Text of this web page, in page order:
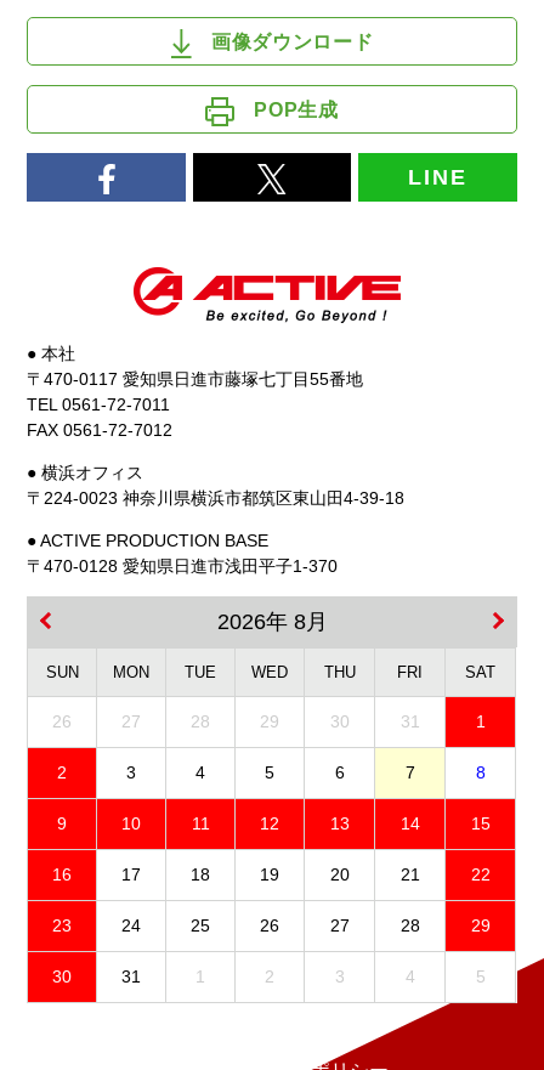
画像ダウンロード
POP生成
LINE
● 本社
〒470-0117 愛知県日進市藤塚七丁目55番地
TEL 0561-72-7011
FAX 0561-72-7012
● 横浜オフィス
〒224-0023 神奈川県横浜市都筑区東山田4-39-18
● ACTIVE PRODUCTION BASE
〒470-0128 愛知県日進市浅田平子1-370
2026年 8月
SUN MON TUE WED THU FRI SAT
26 27 28 29 30 31 1
2 3 4 5 6 7 8
9 10 11 12 13 14 15
16 17 18 19 20 21 22
23 24 25 26 27 28 29
30 31 1 2 3 4 5